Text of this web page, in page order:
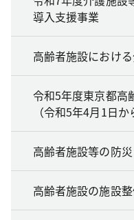
導入支援事業
高齢者施設におけ
令和5年度東京都高
（令和5年4月1日
高齢者施設等の防
高齢者施設の施設